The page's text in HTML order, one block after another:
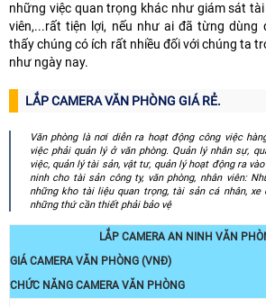
những việc quan trọng khác như giám sát
viên,...rất tiện lợi, nếu như ai đã từng dùng
thấy chúng có ích rất nhiều đối với chúng ta
như ngày nay.
LẮP CAMERA VĂN PHÒNG GIÁ RẺ.
Văn phòng là nơi diễn ra hoạt động công việc
việc phải quản lý ở văn phòng. Quản lý nhân sự,
việc, quản lý tài sản, vật tư, quản lý hoạt động ra
ninh cho tài sản công ty, văn phòng, nhân viên:
những kho tài liệu quan trọng, tài sản cá nhân, xe
những thứ cần thiết phải bảo vệ
LẮP CAMERA AN NINH VĂN
GIÁ CAMERA VĂN PHÒNG (VNĐ)
CHỨC NĂNG CAMERA VĂN PHÒNG